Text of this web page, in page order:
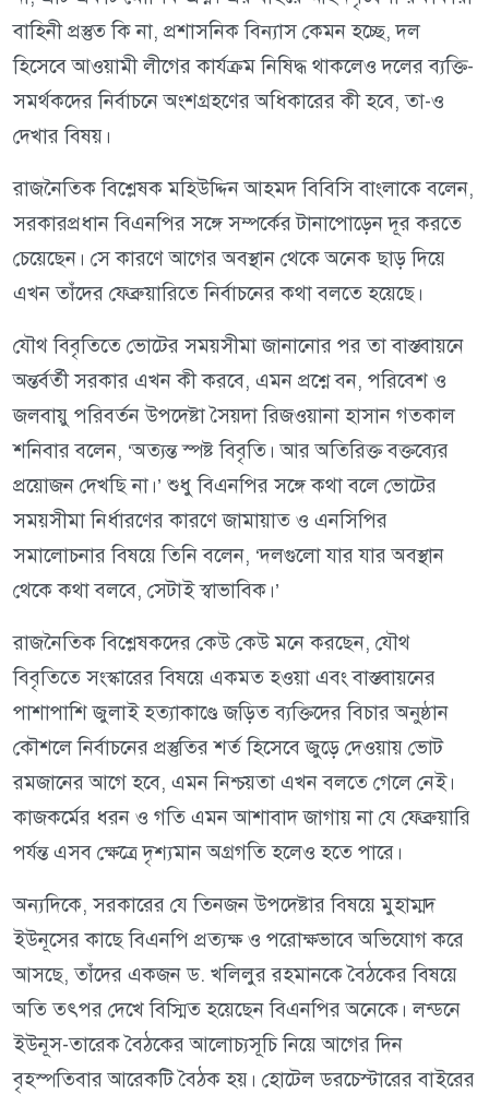
বাহিনী প্রস্তুত কি না, প্রশাসনিক বিন্যাস কেমন হচ্ছে, দল
হিসেবে আওয়ামী লীগের কার্যক্রম নিষিদ্ধ থাকলেও দলের ব্যক্তি-
সমর্থকদের নির্বাচনে অংশগ্রহণের অধিকারের কী হবে, তা-ও
দেখার বিষয়।
রাজনৈতিক বিশ্লেষক মহিউদ্দিন আহমদ বিবিসি বাংলাকে বলেন,
সরকারপ্রধান বিএনপির সঙ্গে সম্পর্কের টানাপোড়েন দূর করতে
চেয়েছেন। সে কারণে আগের অবস্থান থেকে অনেক ছাড় দিয়ে
এখন তাঁদের ফেব্রুয়ারিতে নির্বাচনের কথা বলতে হয়েছে।
যৌথ বিবৃতিতে ভোটের সময়সীমা জানানোর পর তা বাস্তবায়নে
অন্তর্বর্তী সরকার এখন কী করবে, এমন প্রশ্নে বন, পরিবেশ ও
জলবায়ু পরিবর্তন উপদেষ্টা সৈয়দা রিজওয়ানা হাসান গতকাল
শনিবার বলেন, ‘অত্যন্ত স্পষ্ট বিবৃতি। আর অতিরিক্ত বক্তব্যের
প্রয়োজন দেখছি না।’ শুধু বিএনপির সঙ্গে কথা বলে ভোটের
সময়সীমা নির্ধারণের কারণে জামায়াত ও এনসিপির
সমালোচনার বিষয়ে তিনি বলেন, ‘দলগুলো যার যার অবস্থান
থেকে কথা বলবে, সেটাই স্বাভাবিক।’
রাজনৈতিক বিশ্লেষকদের কেউ কেউ মনে করছেন, যৌথ
বিবৃতিতে সংস্কারের বিষয়ে একমত হওয়া এবং বাস্তবায়নের
পাশাপাশি জুলাই হত্যাকাণ্ডে জড়িত ব্যক্তিদের বিচার অনুষ্ঠান
কৌশলে নির্বাচনের প্রস্তুতির শর্ত হিসেবে জুড়ে দেওয়ায় ভোট
রমজানের আগে হবে, এমন নিশ্চয়তা এখন বলতে গেলে নেই।
কাজকর্মের ধরন ও গতি এমন আশাবাদ জাগায় না যে ফেব্রুয়ারি
পর্যন্ত এসব ক্ষেত্রে দৃশ্যমান অগ্রগতি হলেও হতে পারে।
অন্যদিকে, সরকারের যে তিনজন উপদেষ্টার বিষয়ে মুহাম্মদ
ইউনূসের কাছে বিএনপি প্রত্যক্ষ ও পরোক্ষভাবে অভিযোগ করে
আসছে, তাঁদের একজন ড. খলিলুর রহমানকে বৈঠকের বিষয়ে
অতি তৎপর দেখে বিস্মিত হয়েছেন বিএনপির অনেকে। লন্ডনে
ইউনূস-তারেক বৈঠকের আলোচ্যসূচি নিয়ে আগের দিন
বৃহস্পতিবার আরেকটি বৈঠক হয়। হোটেল ডরচেস্টারের বাইরের